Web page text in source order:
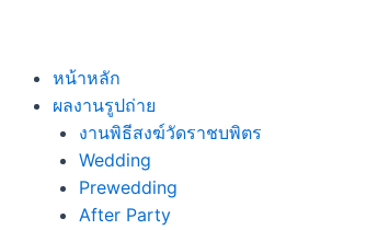
หน้าหลัก
ผลงานรูปถ่าย
งานพิธีสงฆ์วัดราชบพิตร
Wedding
Prewedding
After Party